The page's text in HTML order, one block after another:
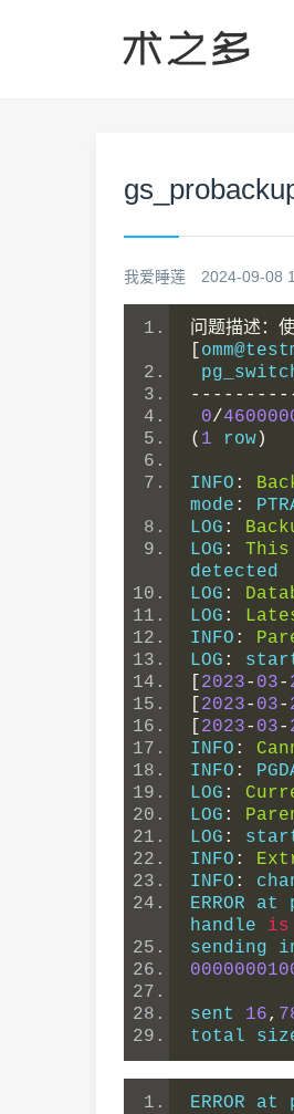
我爱睡莲 2024-09-08
问题描述：
0/
( 1 row)
INFO :
mode :
LOG :
LOG : This
detected
LOG :
LOG :
INFO :
LOG :
2023- 03-
2023- 03-
2023- 03-
INFO :
INFO :
LOG :
LOG :
LOG :
INFO :
INFO :
ERROR
handle is
sending
sent 16,
total
ERROR